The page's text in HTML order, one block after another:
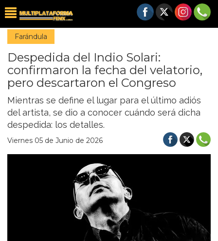
Farándula
Despedida del Indio Solari:
confirmaron la fecha del velatorio,
pero descartaron el Congreso
Mientras se define el lugar para el último adiós
del artista, se dio a conocer cuándo será dicha
despedida: los detalles.
Viernes 05 de Junio de 2026